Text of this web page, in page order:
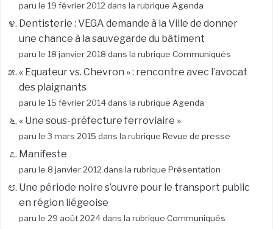
paru le 19 février 2012 dans la rubrique Agenda
Dentisterie : VEGA demande à la Ville de donner
une chance à la sauvegarde du bâtiment
paru le 18 janvier 2018 dans la rubrique Communiqués
« Equateur vs. Chevron » : rencontre avec l’avocat
des plaignants
paru le 15 février 2014 dans la rubrique Agenda
« Une sous-préfecture ferroviaire »
paru le 3 mars 2015 dans la rubrique Revue de presse
Manifeste
paru le 8 janvier 2012 dans la rubrique Présentation
Une période noire s’ouvre pour le transport public
en région liégeoise
paru le 29 août 2024 dans la rubrique Communiqués